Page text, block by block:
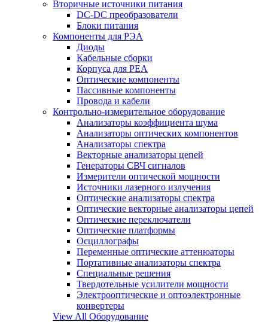
Вторичные источники питания
DC-DC преобразователи
Блоки питания
Компоненты для РЭА
Диоды
Кабельные сборки
Корпуса для РЕА
Оптические компоненты
Пассивные компоненты
Провода и кабели
Контрольно-измерительное оборудование
Анализаторы коэффициента шума
Анализаторы оптических компонентов
Анализаторы спектра
Векторные анализаторы цепей
Генераторы СВЧ сигналов
Измерители оптической мощности
Источники лазерного излучения
Оптические анализаторы спектра
Оптические векторные анализаторы цепей
Оптические переключатели
Оптические платформы
Осциллографы
Переменные оптические аттенюаторы
Портативные анализаторы спектра
Специальные решения
Твердотельные усилители мощности
Электрооптические и оптоэлектронные
конвертеры
View All Оборудование